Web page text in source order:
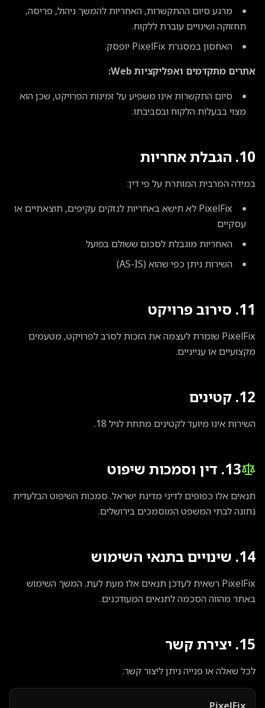
מרגע סיום ההתקשרות, האחריות להמשך ניהול, פריסה,
תחזוקה ושינויים עוברת ללקוח.
האחסון במסגרת PixelFix יופסק.
אתרים מתקדמים ואפליקציות Web:
סיום התקשרות אינו משפיע על זמינות הפרויקט, שכן הוא
מצוי בבעלות הלקוח ובסביבתו.
10. הגבלת אחריות
במידה המרבית המותרת על פי דין:
PixelFix לא תישא באחריות לנזקים עקיפים, תוצאתיים או
עסקיים
האחריות מוגבלת לסכום ששולם בפועל
השירות ניתן כפי שהוא (AS-IS)
11. סירוב פרויקט
PixelFix שומרת לעצמה את הזכות לסרב לפרויקט, מטעמים
מקצועיים או ענייניים.
12. קטינים
השירות אינו מיועד לקטינים מתחת לגיל 18.
13. דין וסמכות שיפוט
תנאים אלו כפופים לדיני מדינת ישראל. סמכות השיפוט הבלעדית
נתונה לבתי המשפט המוסמכים בירושלים.
14. שינויים בתנאי השימוש
PixelFix רשאית לעדכן תנאים אלו מעת לעת. המשך השימוש
באתר מהווה הסכמה לתנאים המעודכנים.
15. יצירת קשר
לכל שאלה או פנייה ניתן ליצור קשר: